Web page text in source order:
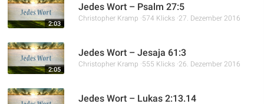
2:03
Jedes Wort – Psalm 27:5
Christopher Kramp 574 Klicks 27. Dezember 2016
2:05
Jedes Wort – Jesaja 61:3
Christopher Kramp 555 Klicks 26. Dezember 2016
Jedes Wort – Lukas 2:13.14